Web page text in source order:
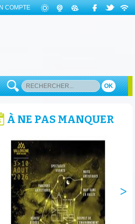
COMPTE
OK
À NE PAS MANQUER